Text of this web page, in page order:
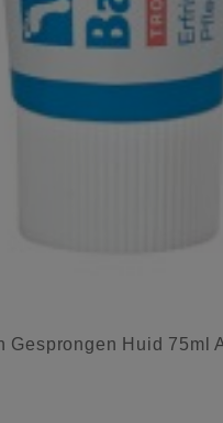
Gesprongen Huid 75ml